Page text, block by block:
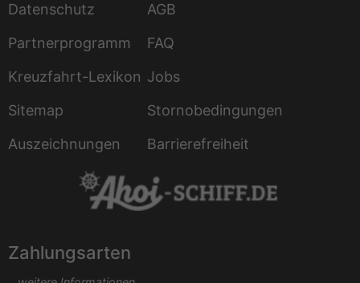
Datenschutz
AGB
Partnerprogramm
FAQ
Kreuzfahrt-Lexikon Jobs
Sitemap
Stornobedingungen
Auszeichnungen
Barrierefreiheit
Zahlungsarten